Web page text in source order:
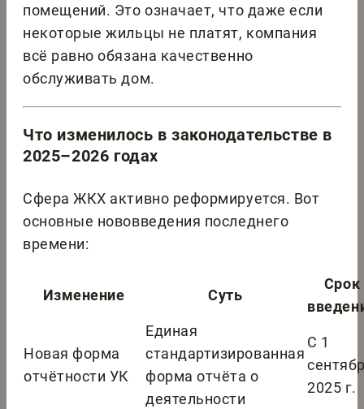
помещений. Это означает, что даже если
некоторые жильцы не платят, компания
всё равно обязана качественно
обслуживать дом.
Что изменилось в законодательстве в
2025–2026 годах
Сфера ЖКХ активно реформируется. Вот
основные нововведения последнего
времени:
Изменение Суть
Срок
Новая форма
отчётности УК
Единая
стандартизированная
форма отчёта о
деятельности
С 1
2025 г.